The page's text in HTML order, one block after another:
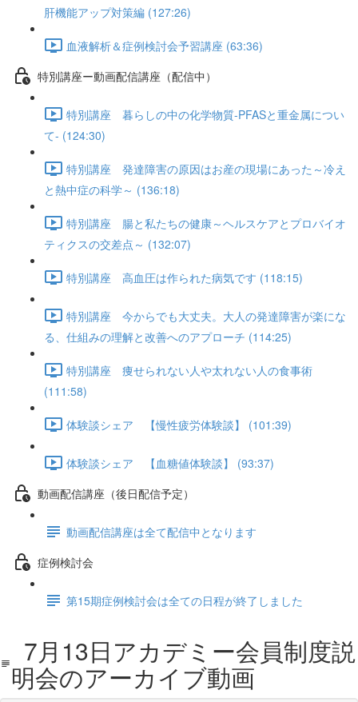
肝機能アップ対策編 (127:26)
血液解析＆症例検討会予習講座 (63:36)
特別講座ー動画配信講座（配信中）
特別講座 暮らしの中の化学物質-PFASと重金属につい
て- (124:30)
特別講座 発達障害の原因はお産の現場にあった～冷え
と熱中症の科学～ (136:18)
特別講座 腸と私たちの健康～ヘルスケアとプロバイオ
ティクスの交差点～ (132:07)
特別講座 高血圧は作られた病気です (118:15)
特別講座 今からでも大丈夫。大人の発達障害が楽にな
る、仕組みの理解と改善へのアプローチ (114:25)
特別講座 痩せられない人や太れない人の食事術
(111:58)
体験談シェア 【慢性疲労体験談】 (101:39)
体験談シェア 【血糖値体験談】 (93:37)
動画配信講座（後日配信予定）
動画配信講座は全て配信中となります
症例検討会
第15期症例検討会は全ての日程が終了しました
7月13日アカデミー会員制度説
明会のアーカイブ動画